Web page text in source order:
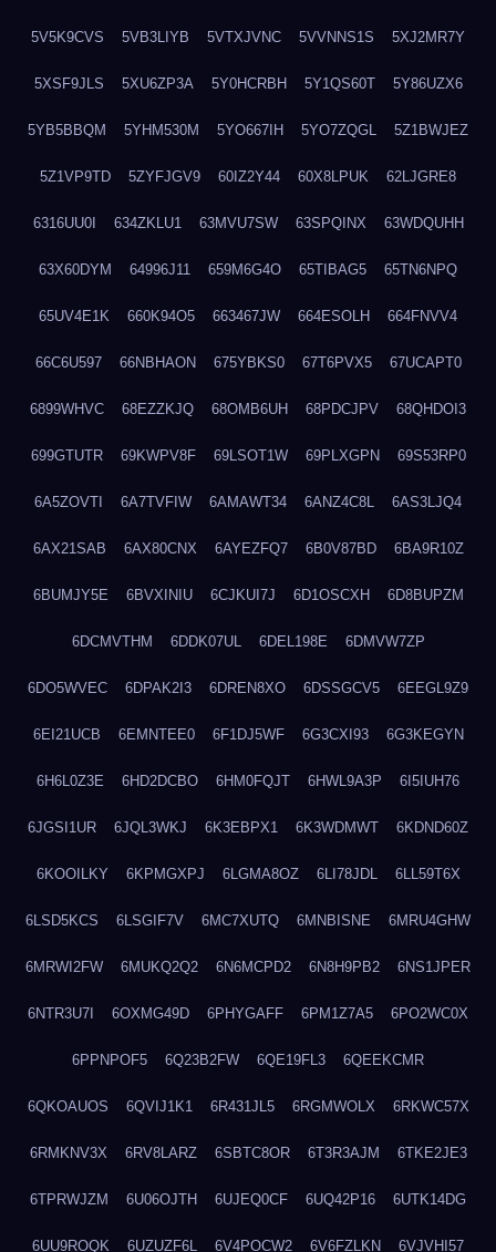
5V5K9CVS 5VB3LIYB 5VTXJVNC 5VVNNS1S 5XJ2MR7Y
5XSF9JLS 5XU6ZP3A 5Y0HCRBH 5Y1QS60T 5Y86UZX6
5YB5BBQM 5YHM530M 5YO667IH 5YO7ZQGL 5Z1BWJEZ
5Z1VP9TD 5ZYFJGV9 60IZ2Y44 60X8LPUK 62LJGRE8
6316UU0I 634ZKLU1 63MVU7SW 63SPQINX 63WDQUHH
63X60DYM 64996J11 659M6G4O 65TIBAG5 65TN6NPQ
65UV4E1K 660K94O5 663467JW 664ESOLH 664FNVV4
66C6U597 66NBHAON 675YBKS0 67T6PVX5 67UCAPT0
6899WHVC 68EZZKJQ 68OMB6UH 68PDCJPV 68QHDOI3
699GTUTR 69KWPV8F 69LSOT1W 69PLXGPN 69S53RP0
6A5ZOVTI 6A7TVFIW 6AMAWT34 6ANZ4C8L 6AS3LJQ4
6AX21SAB 6AX80CNX 6AYEZFQ7 6B0V87BD 6BA9R10Z
6BUMJY5E 6BVXINIU 6CJKUI7J 6D1OSCXH 6D8BUPZM
6DCMVTHM 6DDK07UL 6DEL198E 6DMVW7ZP
6DO5WVEC 6DPAK2I3 6DREN8XO 6DSSGCV5 6EEGL9Z9
6EI21UCB 6EMNTEE0 6F1DJ5WF 6G3CXI93 6G3KEGYN
6H6L0Z3E 6HD2DCBO 6HM0FQJT 6HWL9A3P 6I5IUH76
6JGSI1UR 6JQL3WKJ 6K3EBPX1 6K3WDMWT 6KDND60Z
6KOOILKY 6KPMGXPJ 6LGMA8OZ 6LI78JDL 6LL59T6X
6LSD5KCS 6LSGIF7V 6MC7XUTQ 6MNBISNE 6MRU4GHW
6MRWI2FW 6MUKQ2Q2 6N6MCPD2 6N8H9PB2 6NS1JPER
6NTR3U7I 6OXMG49D 6PHYGAFF 6PM1Z7A5 6PO2WC0X
6PPNPOF5 6Q23B2FW 6QE19FL3 6QEEKCMR
6QKOAUOS 6QVIJ1K1 6R431JL5 6RGMWOLX 6RKWC57X
6RMKNV3X 6RV8LARZ 6SBTC8OR 6T3R3AJM 6TKE2JE3
6TPRWJZM 6U06OJTH 6UJEQ0CF 6UQ42P16 6UTK14DG
6UU9ROQK 6UZUZF6L 6V4POCW2 6V6FZLKN 6VJVHI57